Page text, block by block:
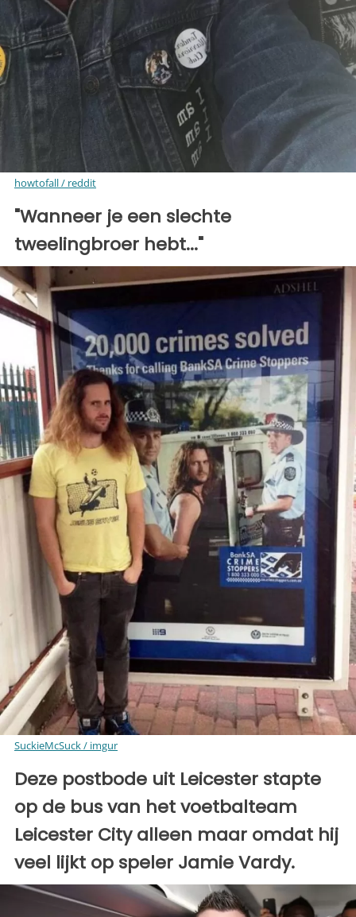
howtofall / reddit
"Wanneer je een slechte
tweelingbroer hebt..."
SuckieMcSuck / imgur
Deze postbode uit Leicester stapte
op de bus van het voetbalteam
Leicester City alleen maar omdat hij
veel lijkt op speler Jamie Vardy.